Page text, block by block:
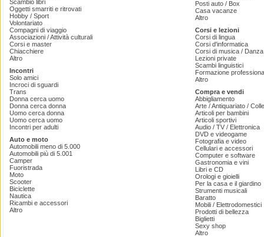
Scambio libri
Oggetti smarriti e ritrovati
Hobby / Sport
Volontariato
Compagni di viaggio
Associazioni / Attività culturali
Corsi e master
Chiacchiere
Altro
Incontri
Solo amici
Incroci di sguardi
Trans
Donna cerca uomo
Donna cerca donna
Uomo cerca donna
Uomo cerca uomo
Incontri per adulti
Auto e moto
Automobili meno di 5.000
Automobili più di 5.001
Camper
Fuoristrada
Moto
Scooter
Biciclette
Nautica
Ricambi e accessori
Altro
Posti auto / Box
Casa vacanze
Altro
Corsi e lezioni
Corsi di lingua
Corsi d'informatica
Corsi di musica /
Lezioni private
Scambi linguistici
Formazione
Altro
Compra e vendi
Abbigliamento
Arte / Antiquariato /
Articoli per bambini
Articoli sportivi
Audio / TV / Elettronica
DVD e videogame
Fotografia e video
Cellulari e accessori
Computer e software
Gastronomia e vini
Libri e CD
Orologi e gioielli
Per la casa e il giardino
Strumenti musicali
Baratto
Mobili / Elettrodomestici
Prodotti di bellezza
Biglietti
Sexy shop
Altro